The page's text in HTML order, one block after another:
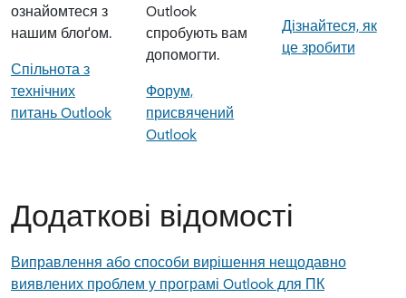
ознайомтеся з
нашим блоґом.
Спільнота з
технічних
питань Outlook
Outlook
спробують вам
допомогти.
Форум,
присвячений
Outlook
Дізнайтеся, як
це зробити
Додаткові відомості
Виправлення або способи вирішення нещодавно
виявлених проблем у програмі Outlook для ПК